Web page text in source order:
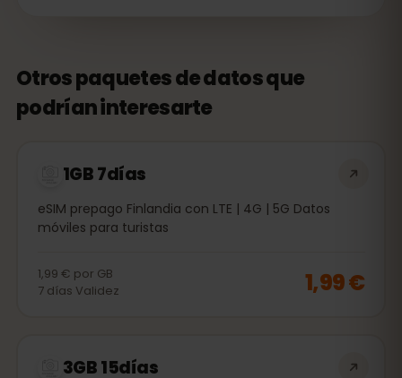
Otros paquetes de datos que
podrían interesarte
1GB 7días
eSIM prepago Finlandia con LTE | 4G | 5G Datos
móviles para turistas
1,99 € por GB
7 días Validez 1,99 €
3GB 15días